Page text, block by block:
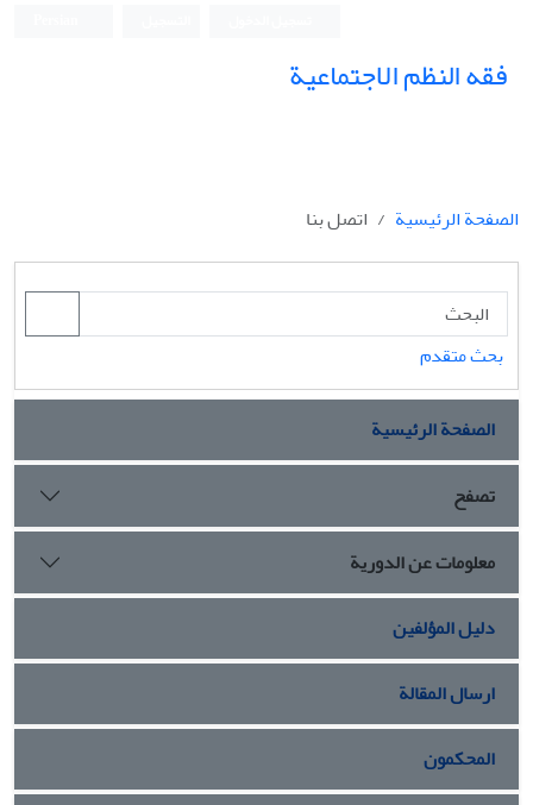
فقه النظم الاجتماعیة
الصفحة الرئيسية اتصل بنا
بحث متقدم
الصفحة الرئيسية
تصفح
معلومات عن الدورية
دليل المؤلفين
ارسال المقالة
المحكمون